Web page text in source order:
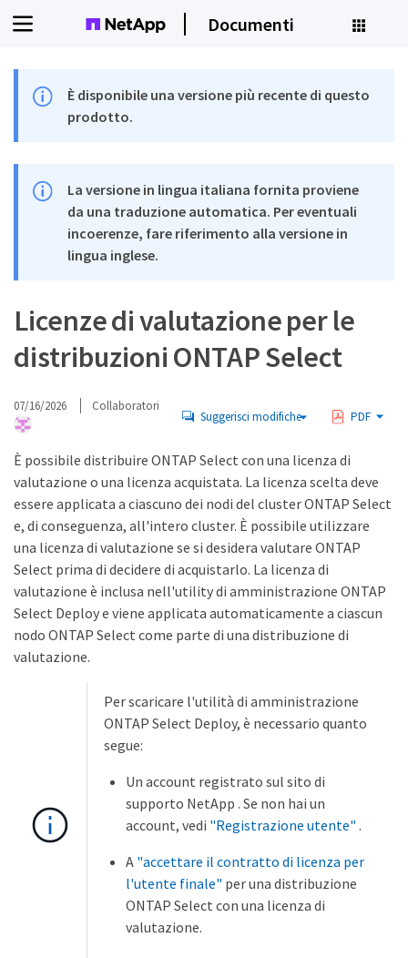
Documenti
È disponibile una versione più recente di questo
prodotto.
La versione in lingua italiana fornita proviene
da una traduzione automatica. Per eventuali
incoerenze, fare riferimento alla versione in
lingua inglese.
Licenze di valutazione per le
distribuzioni ONTAP Select
07/16/2026 Collaboratori
Suggerisci modifiche PDF
È possibile distribuire ONTAP Select con una licenza di
valutazione o una licenza acquistata. La licenza scelta deve
essere applicata a ciascuno dei nodi del cluster ONTAP Select
e, di conseguenza, all'intero cluster. È possibile utilizzare
una licenza di valutazione se si desidera valutare ONTAP
Select prima di decidere di acquistarlo. La licenza di
valutazione è inclusa nell'utility di amministrazione ONTAP
Select Deploy e viene applicata automaticamente a ciascun
nodo ONTAP Select come parte di una distribuzione di
valutazione.
Per scaricare l'utilità di amministrazione
ONTAP Select Deploy, è necessario quanto
segue:
Un account registrato sul sito di
supporto NetApp . Se non hai un
account, vedi "Registrazione utente" .
A "accettare il contratto di licenza per
l'utente finale" per una distribuzione
ONTAP Select con una licenza di
valutazione.